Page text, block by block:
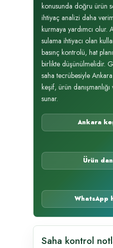
konusunda doğru ürün
ihtiyaç analizi daha
kurmaya yardımcı olur.
sulama ihtiyacı olan
basınç kontrolü, hat
birlikte düşünülmelidir.
saha tecrübesiyle
keşif, ürün
sunar.
Ankara
Ürün
WhatsApp
Saha kontrol